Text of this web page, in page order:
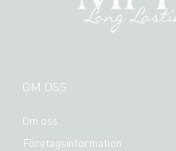
OM OSS
Om oss
Företagsinformation